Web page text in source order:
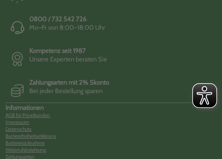
0800 / 732 542 726
Mo–Fr von 8:00–18:00 Uhr
Kompetenz seit 1987
Unsere Experten beraten Sie
Zahlungsarten mit 2% Skonto
Bei jeder Bestellung sparen
Informationen
AGB für Privatkunden
Impressum
Datenschutz
Barrierefreiheitserklärung
Batterierücknahme
Widerrufsbelehrung
Zahlungsarten